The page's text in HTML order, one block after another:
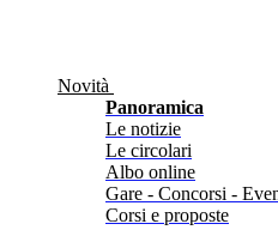
Novità
Panoramica
Le notizie
Le circolari
Albo online
Gare - Concorsi -
Corsi e proposte